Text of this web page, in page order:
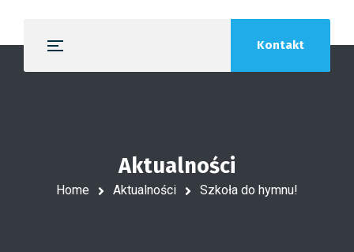
Kontakt
Aktualności
Home Aktualności Szkoła do hymnu!